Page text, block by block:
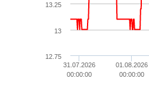
31.07.2026
00:00:00
01.08.2026
00:00:00
12.75
13
13.25